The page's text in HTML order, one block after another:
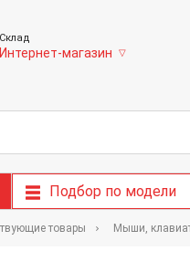
Склад
Интернет-магазин ▽
Подбор по модели
товары Мыши,